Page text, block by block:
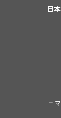
日本